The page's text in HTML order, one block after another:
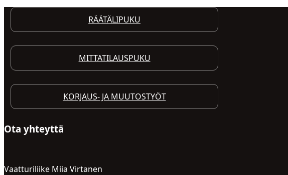
RÄÄTÄLIPUKU
MITTATILAUSPUKU
KORJAUS- JA MUUTOSTYÖT
Ota yhteyttä
Vaatturiliike Miia Virtanen